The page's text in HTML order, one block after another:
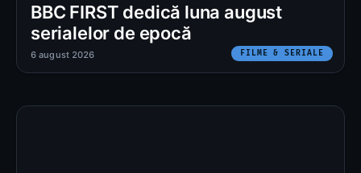
BBC FIRST dedică luna august
serialelor de epocă
FILME & SERIALE
6 august 2026